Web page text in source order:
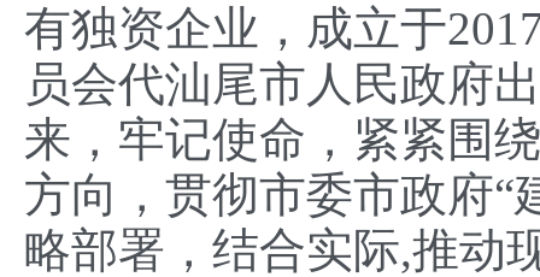
有独资企业，成立于
员会代汕尾市人民政府
来，牢记使命，紧紧围
方向，贯彻市委市政府“
略部署，结合实际,推动